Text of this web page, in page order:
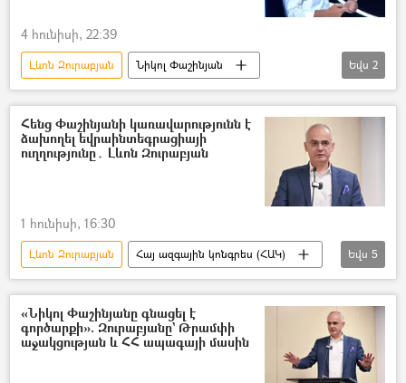
4 հունիսի, 22:39
Լևոն Զուրաբյան
Նիկոլ Փաշինյան
Սամվել Կարապետյան
Անցումային արդարադատություն
Եվս 2
Հենց Փաշինյանի կառավարությունն է
ձախողել եվրաինտեգրացիայի
ուղղությունը․ Լևոն Զուրաբյան
1 հունիսի, 16:30
Լևոն Զուրաբյան
Հայ ազգային կոնգրես (ՀԱԿ)
Նիկոլ Փաշինյան
Եվրասիական տնտեսական միություն (ԵԱՏՄ)
Հայաստան և ԵԱՏՄ
Եվրամիություն
Եվս 5
«Նիկոլ Փաշինյանը գնացել է
գործարքի». Զուրաբյանը` Թրամփի
աջակցության և ՀՀ ապագայի մասին